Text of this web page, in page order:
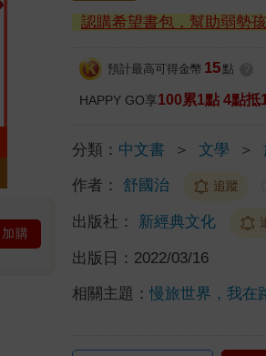
加購
認購希望書包，幫助弱勢
預計最高可得金幣 15 點
HAPPY GO享100累1點 4點抵
分類： 中文書 ＞ 文學 ＞
作者： 舒國治 追蹤
出版社： 新經典文化
出版日： 2022/03/16
相關主題：慢旅世界，我在